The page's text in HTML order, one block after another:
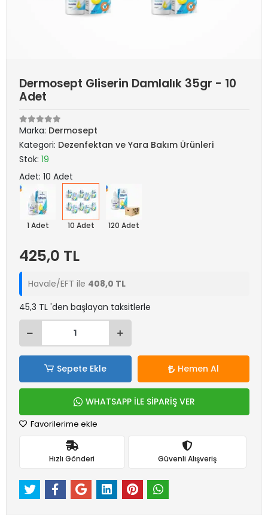
Dermosept Gliserin Damlalık 35gr - 10
Adet
Marka: Dermosept
Kategori: Dezenfektan ve Yara Bakım Ürünleri
Stok: 19
Adet: 10 Adet
1 Adet 10 Adet 120 Adet
425,0 TL
Havale/EFT ile 408,0 TL
45,3 TL 'den başlayan taksitlerle
Sepete Ekle Hemen Al
WHATSAPP İLE SİPARİŞ VER
Favorilerime ekle
Hızlı Gönderi Güvenli Alışveriş